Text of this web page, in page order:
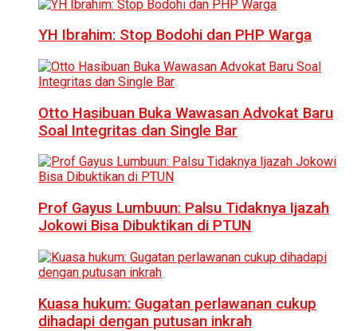
YH Ibrahim: Stop Bodohi dan PHP Warga
Otto Hasibuan Buka Wawasan Advokat Baru
Soal Integritas dan Single Bar
Prof Gayus Lumbuun: Palsu Tidaknya Ijazah
Jokowi Bisa Dibuktikan di PTUN
Kuasa hukum: Gugatan perlawanan cukup
dihadapi dengan putusan inkrah